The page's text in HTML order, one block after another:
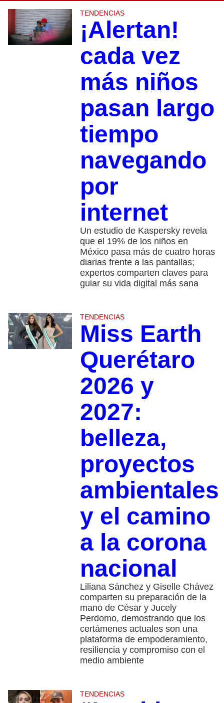
TENDENCIAS
¡Alertan!
cada vez
más niños
pasan largo
tiempo
navegando
por
internet
Un estudio de Kaspersky revela
que el 19% de los niños en
México pasa más de cuatro horas
diarias frente a las pantallas;
expertos comparten claves para
guiar su vida digital más sana
TENDENCIAS
Miss Earth
Querétaro
2026 y
2027:
belleza,
proyectos
ambientales
y el camino
a la corona
nacional
Liliana Sánchez y Giselle Chávez
comparten su preparación de la
mano de César y Jucely
Perdomo, demostrando que los
certámenes actuales son una
plataforma de empoderamiento,
resiliencia y compromiso con el
medio ambiente
TENDENCIAS